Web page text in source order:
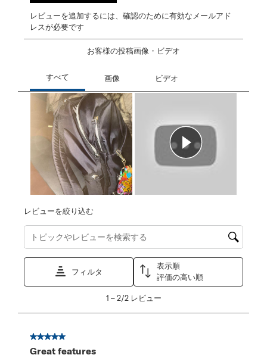
レビューを追加するには、確認のために有効なメールアド
レスが必要です
お客様の投稿画像・ビデオ
レビューを絞り込む
トピックやレビュー検索地域を検索する
フィルタ
表示順
評価の高い順
1 – 2/2 レビュー
星5／5個です。
Great features